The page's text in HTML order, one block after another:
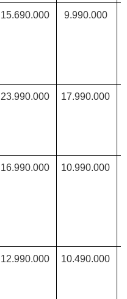
15.690.000 9.990.000
23.990.000 17.990.000
16.990.000 10.990.000
12.990.000 10.490.000